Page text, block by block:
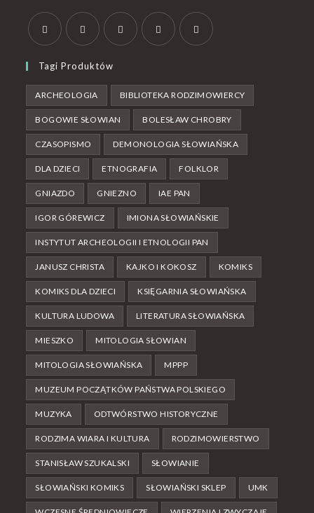
Tagi Produktów
ARCHEOLOGIA BIBLIOTEKA RODZIMOWIERCY
BOGOWIE SŁOWIAN BOLESŁAW CHROBRY
CZASOPISMO DEMONOLOGIA SŁOWIAŃSKA
DLA DZIECI ETNOGRAFIA FOLKLOR
GNIAZDO GNIEZNO IAE PAN
IGOR GÓREWICZ IMIONA SŁOWIAŃSKIE
INSTYTUT ARCHEOLOGII I ETNOLOGII PAN
JANUSZ CHRISTA KAJKO I KOKOSZ KOMIKS
KOMIKS DLA DZIECI KSIĘGARNIA SŁOWIAŃSKA
KULTURA LUDOWA LITERATURA SŁOWIAŃSKA
MIESZKO MITOLOGIA SŁOWIAN
MITOLOGIA SŁOWIAŃSKA MPPP
MUZEUM POCZĄTKÓW PAŃSTWA POLSKIEGO
MUZYKA ODTWÓRSTWO HISTORYCZNE
RODZIMA WIARA I KULTURA RODZIMOWIERSTWO
STANISŁAW SZUKALSKI SŁOWIANIE
SŁOWIAŃSKI KOMIKS SŁOWIAŃSKI SKLEP UMK